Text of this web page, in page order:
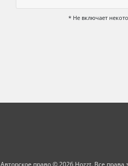
* Не включает
Авторское право © 2026 Hozzt. Все